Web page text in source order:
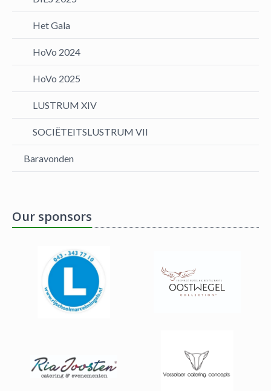
Het Gala
HoVo 2024
HoVo 2025
LUSTRUM XIV
SOCIËTEITSLUSTRUM VII
Baravonden
Our sponsors